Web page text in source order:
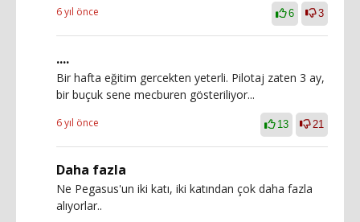
6 yıl önce 6 3
....
Bir hafta eğitim gercekten yeterli. Pilotaj zaten 3 ay,
bir buçuk sene mecburen gösteriliyor...
6 yıl önce 13 21
Daha fazla
Ne Pegasus'un iki katı, iki katından çok daha fazla
alıyorlar..